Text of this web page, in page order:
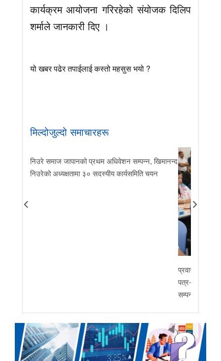
कार्यक्रम आयोजना गरिरहेको संयोजक दिलिप
शर्माले जानकारी दिए ।
यो खबर पढेर तपाईलाई कस्तो महसुस भयो ?
मिल्दोजुल्दो समाचारहरू
निउरे समाज जापानको प्रथम अधिवेशन सम्पन्न, खिमानन्द
निउरेको अध्यक्षतामा ३० सदस्यीय कार्यसमिति चयन
प्रवास र
पत्र-२०२६
सम्पन्न